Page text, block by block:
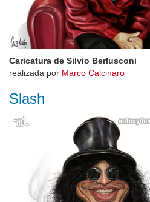
Caricatura de Silvio Berlusconi
realizada por Marco Calcinaro
Slash